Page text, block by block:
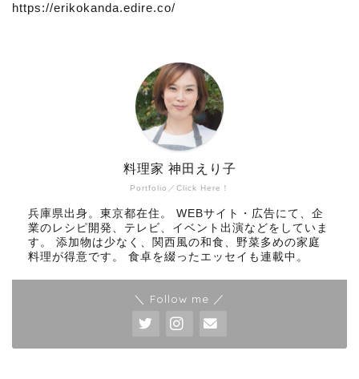
https://erikokanda.edire.co/
Portfolio／Click Here！
料理家 神田えり子
兵庫県出身。東京都在住。 WEBサイト・広告にて、企
業のレシピ開発、テレビ、イベント出演などをしていま
す。 添加物は少なく、関西風の和食、野菜多めの家庭
料理が得意です。 食卓を綴ったエッセイも連載中。
＼ Follow me ／